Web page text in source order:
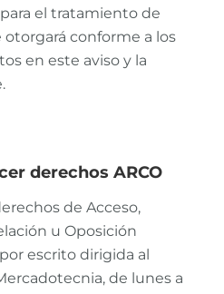
el tratamiento de
otorgará conforme a los
en este aviso y la
derechos ARCO
de Acceso,
u Oposición
escrito dirigida al
de lunes a